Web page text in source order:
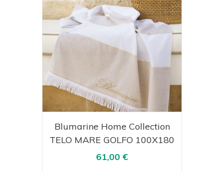
Acquista Visualizza
Blumarine Home Collection
TELO MARE GOLFO 100X180
61,00 €